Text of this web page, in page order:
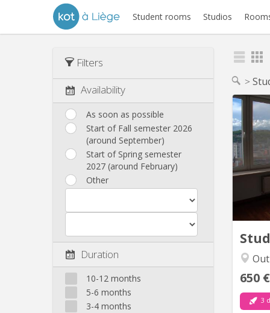
Student rooms Studios
Filters
Availability
As soon as possible
Start of Fall semester 2026
(around September)
Start of Spring semester
2027 (around February)
Other
Duration
10-12 months
5-6 months
3-4 months
650 €
3